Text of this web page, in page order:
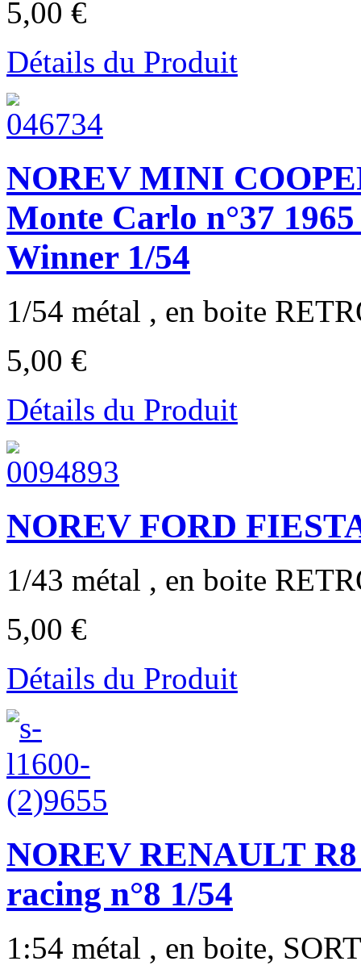
5,00 €
Détails du Produit
NOREV MINI
Monte Carlo n°37
Winner 1/54
1/54 métal , en boite
5,00 €
Détails du Produit
NOREV FORD
1/43 métal , en boite
5,00 €
Détails du Produit
NOREV RENAULT
racing n°8 1/54
1:54 métal , en boite,